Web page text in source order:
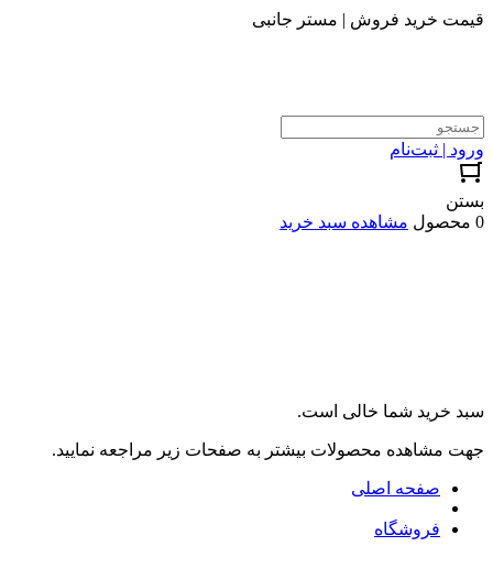
قیمت خرید فروش | مستر جانبی
ورود | ثبت‌نام
بستن
0 محصول
مشاهده سبد خرید
سبد خرید شما خالی است.
جهت مشاهده محصولات بیشتر به صفحات زیر مراجعه نمایید.
صفحه اصلی
فروشگاه